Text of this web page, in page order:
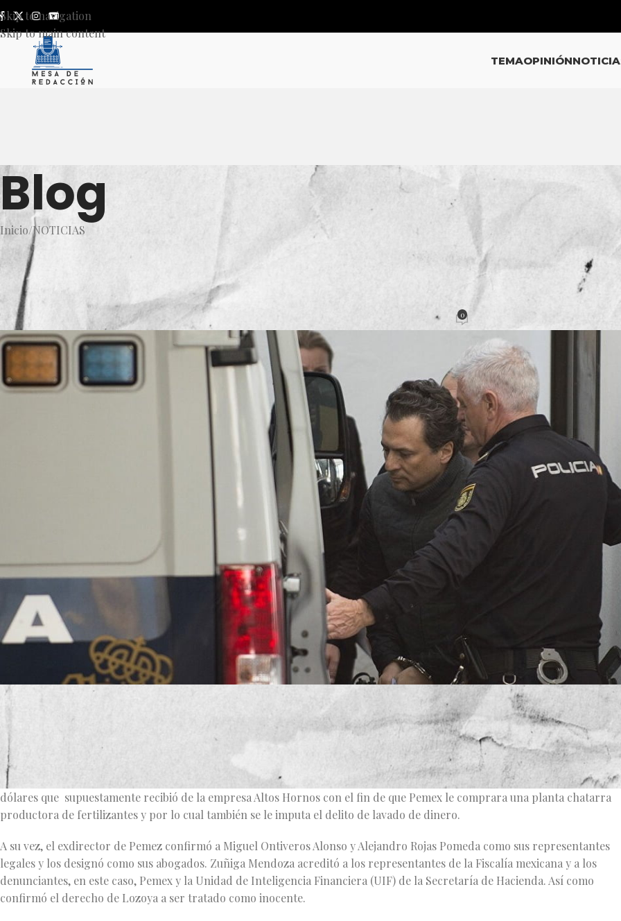
Skip to navigation
Skip to main content
TEMAOPINIÓN
Blog
Inicio NOTICIAS
Arranca la primera audiencia de Emilio Lozoya por caso Agro
Nitrogenados, desde hospital
Activado 28 julio, 2020 0
El exdirector de Pemex Emilio Lozoya Austin acusado de diversos delitos que involucran lavado de dinero, cohecho y
delincuencia organizada, comparece por primera vez ante las autoridades mexicanas.
A las 9:35 hora de la Ciudad de México el juez federal de control del Reclusorio Norte, José Artemio Zuñiga Mendoza,
decretó el inicio de la audiencia relativa a la causa penal 211/2019 por el caso del presunto soborno de 3,4 millones de
dólares que supuestamente recibió de la empresa Altos Hornos con el fin de que Pemex le comprara una planta chatarra
productora de fertilizantes y por lo cual también se le imputa el delito de lavado de dinero.
A su vez, el exdirector de Pemez confirmó a Miguel Ontiveros Alonso y Alejandro Rojas Pomeda como sus representantes
legales y los designó como sus abogados. Zuñiga Mendoza acreditó a los representantes de la Fiscalía mexicana y a los
denunciantes, en este caso, Pemex y la Unidad de Inteligencia Financiera (UIF) de la Secretaría de Hacienda. Así como
confirmó el derecho de Lozoya a ser tratado como inocente.